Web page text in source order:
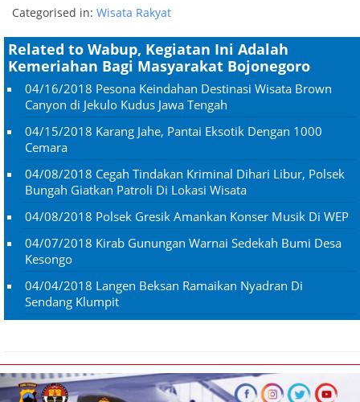
Categorised in: Wisata Rakyat
Related to Wabup, Kegiatan Ini Adalah
Kemeriahan Bagi Masyarakat Bojonegoro
04/16/2018 Pesona Keindahan Destinasi Wisata Brown
Canyon di Jekulo Kudus Jawa Tengah
04/15/2018 Karang Jahe, Pantai Eksotik Dengan 1000
Cemara
04/08/2018 Cegah Tindakan Kriminal Dihari Libur, Polsek
Bungah Giatkan Patroli Di Lokasi Wisata
04/08/2018 Polsek Gresik Amankan Konser Musik Di WEP
04/07/2018 Kirab Gunungan Warnai Sedekah Bumi Desa
Kesongo
04/04/2018 Langen Beksan Ramaikan Nyadran Di
Sendang Klumpit